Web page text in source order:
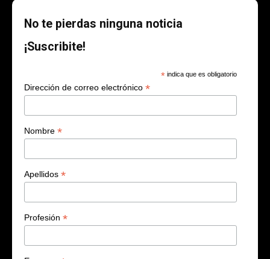
No te pierdas ninguna noticia
¡Suscribite!
* indica que es obligatorio
Dirección de correo electrónico *
Nombre *
Apellidos *
Profesión *